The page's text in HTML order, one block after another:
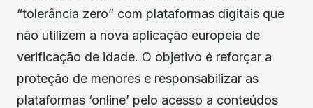
“tolerância zero” com plataformas digitais que
não utilizem a nova aplicação europeia de
verificação de idade. O objetivo é reforçar a
proteção de menores e responsabilizar as
plataformas ‘online’ pelo acesso a conteúdos